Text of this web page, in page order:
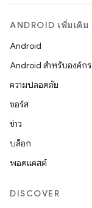
ANDROID เพิ่มเติม
Android
Android สำหรับองค์กร
ความปลอดภัย
ซอร์ส
ข่าว
บล็อก
พอดแคสต์
DISCOVER